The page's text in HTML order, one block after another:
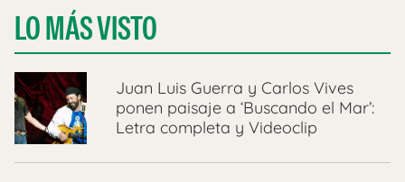
LO MÁS VISTO
Juan Luis Guerra y Carlos Vives
ponen paisaje a ‘Buscando el Mar’:
Letra completa y Videoclip